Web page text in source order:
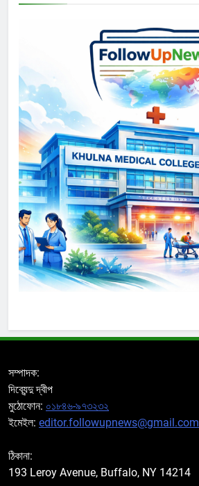
সম্পাদক:
দিব্যেন্দু দ্বীপ
মুঠোফোন: ০১৮৪৬-৯৭৩২৩২
ইমেইল: editor.followupnews@gmail.com
ঠিকানা:
193 Leroy Avenue, Buffalo, NY 14214